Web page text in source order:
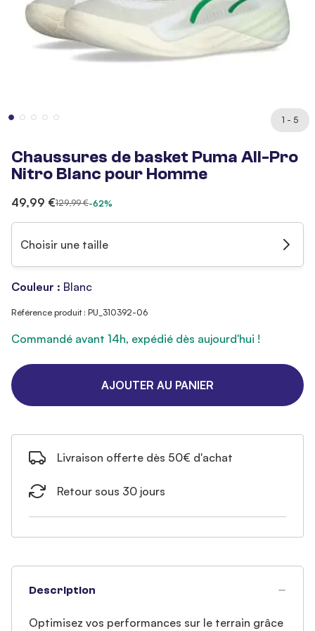
1 - 5
Chaussures de basket Puma All-Pro
Nitro Blanc pour Homme
49,99 €129,99 €-62%
Choisir une taille
Couleur : Blanc
Référence produit : PU_310392-06
Commandé avant 14h, expédié dès aujourd'hui !
AJOUTER AU PANIER
Livraison offerte dès 50€ d'achat
Retour sous 30 jours
Description
Optimisez vos performances sur le terrain grâce